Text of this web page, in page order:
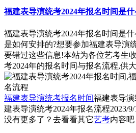
福建表导演统考2024年报名时间是
福建表导演统考2024年报名时间是
是如何安排的?想要参加福建表导演
要错过这些信息!本站为各位艺考生
考2024年的报名时间与报名流程,供
福建表导演统考报名时间福建表导
建表导演统考2024年报名流程2023/
没有更多了？去看看其它艺考内容吧